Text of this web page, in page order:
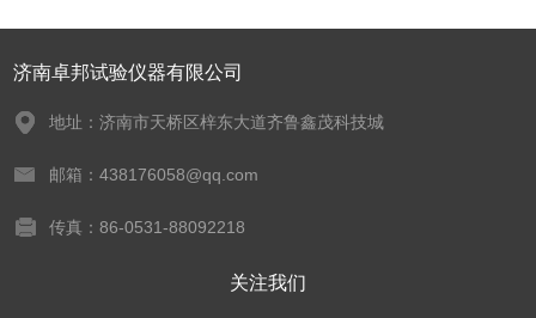
济南卓邦试验仪器有限公司
地址：济南市天桥区梓东大道齐鲁鑫茂科技城
邮箱：438176058@qq.com
传真：86-0531-88092218
关注我们